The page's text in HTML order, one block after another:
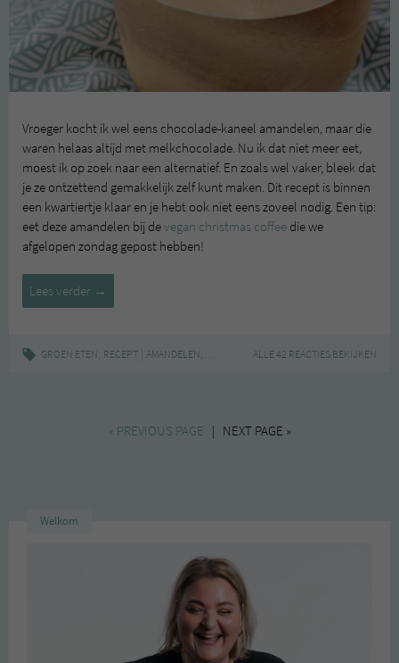
Vroeger kocht ik wel eens chocolade-kaneel amandelen, maar die
waren helaas altijd met melkchocolade. Nu ik dat niet meer eet,
moest ik op zoek naar een alternatief. En zoals wel vaker, bleek dat
je ze ontzettend gemakkelijk zelf kunt maken. Dit recept is binnen
een kwartiertje klaar en je hebt ook niet eens zoveel nodig. Een tip:
eet deze amandelen bij devegan christmas coffee die we
afgelopen zondag gepost hebben!
Lees verder Recept:
amandelen
chocolade
→
GROEN ETEN, RECEPT AMANDELEN, CHOCOLADE,KANEEL,KERST,MAKKELIJK
ALLE 42 REACTIES BEKIJKEN
« PREVIOUS PAGE | NEXT PAGE »
Welkom